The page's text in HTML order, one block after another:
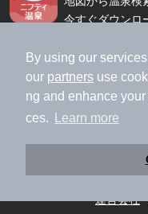
By using our
our partners use
ng and enhance
ces.
Learn more
今すぐダウンロ
ご意見ご要望 ・お問い合
施設データの新規追加や
ラ
特定商取引法に
運営会社